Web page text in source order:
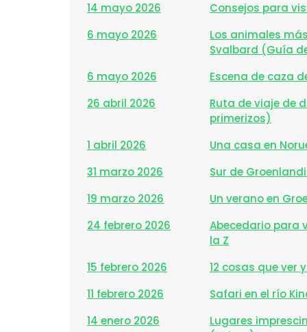
14 mayo 2026
Consejos para
6 mayo 2026
Los animales
Svalbard (Guía
6 mayo 2026
Escena de caza
26 abril 2026
Ruta de viaje de
primerizos)
1 abril 2026
Una casa en
31 marzo 2026
Sur de
19 marzo 2026
Un verano en
24 febrero 2026
Abecedario para
la Z
15 febrero 2026
12 cosas que ver
11 febrero 2026
Safari en el río
14 enero 2026
Lugares